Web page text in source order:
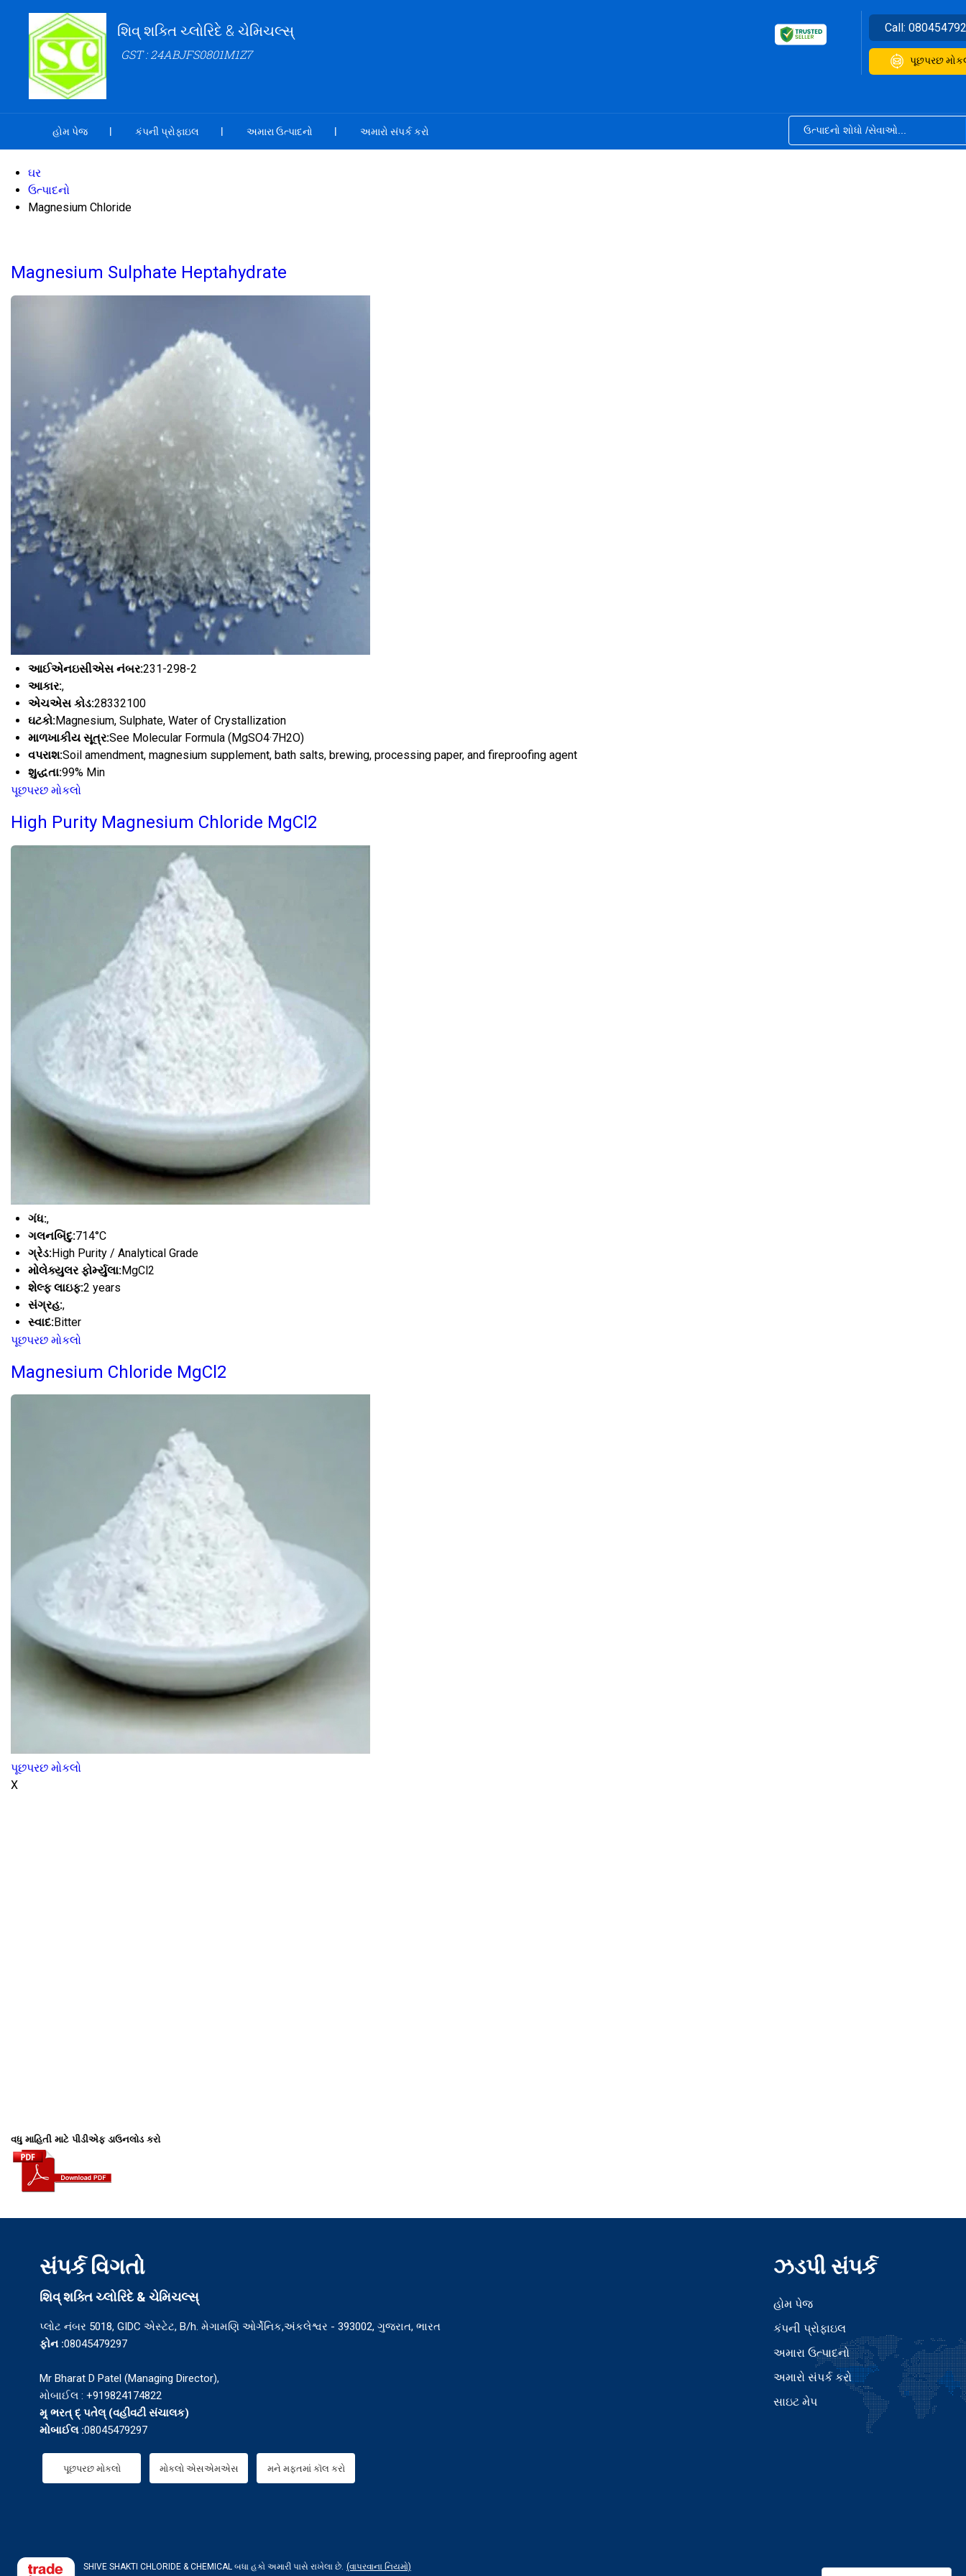
શિવ્ શક્તિ ચ્લોરિદે & ચેમિચલ્સ્
GST : 24ABJFS0801M1Z7
Call:
પૂછપરછ
હોમ પેજ કંપની પ્રોફાઇલ અમારા ઉત્પાદનો અમારો સંપર્ક કરો
ઘર
ઉત્પાદનો
Magnesium Chloride
Magnesium Sulphate Heptahydrate
આઈએનઇસીએસ નંબર:231-298-2
આકાર:,
એચએસ કોડ:28332100
ઘટકો:Magnesium, Sulphate, Water of Crystallization
માળખાકીય સૂત્ર:See Molecular Formula (MgSO4·7H2O)
વપરાશ:Soil amendment, magnesium supplement, bath salts, brewing, processing paper, and fireproofing agent
શુદ્ધતા:99% Min
પૂછપરછ મોકલો
High Purity Magnesium Chloride MgCl2
ગંધ:,
ગલનબિંદુ:714°C
ગ્રેડ:High Purity / Analytical Grade
મોલેક્યુલર ફોર્મ્યુલા:MgCl2
શેલ્ફ લાઇફ:2 years
સંગ્રહ:,
સ્વાદ:Bitter
પૂછપરછ મોકલો
Magnesium Chloride MgCl2
પૂછપરછ મોકલો
X
વધુ માહિતી માટે પીડીએફ ડાઉનલોડ કરો
સંપર્ક વિગતો
શિવ્ શક્તિ ચ્લોરિદે & ચેમિચલ્સ્
પ્લોટ નંબર 5018, GIDC એસ્ટેટ, B/h. મેગામણિ ઓર્ગેનિક,અંકલેશ્વર - 393002, ગુજરાત, ભારત
ફોન :08045479297
Mr Bharat D Patel (Managing Director),
મોબાઈલ : +919824174822
મ્ર્ ભરત્ દ્ પતેલ્(વહીવટી સંચાલક)
મોબાઈલ :08045479297
પૂછપરછ મોકલો મોકલો એસએમએસ મને મફતમાં કૉલ કરો
ઝડપી સંપર્ક
હોમ પેજ
કંપની પ્રોફાઇલ
અમારા ઉત્પાદનો
અમારો સંપર્ક કરો
સાઇટ મેપ
SHIVE SHAKTI CHLORIDE & CHEMICAL બધા હકો અમારી પાસે રાખેલા છે. (વાપરવાના નિયમો)